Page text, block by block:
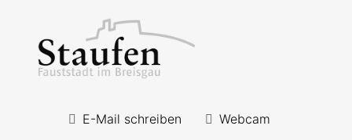
E-Mail schreiben Webcam